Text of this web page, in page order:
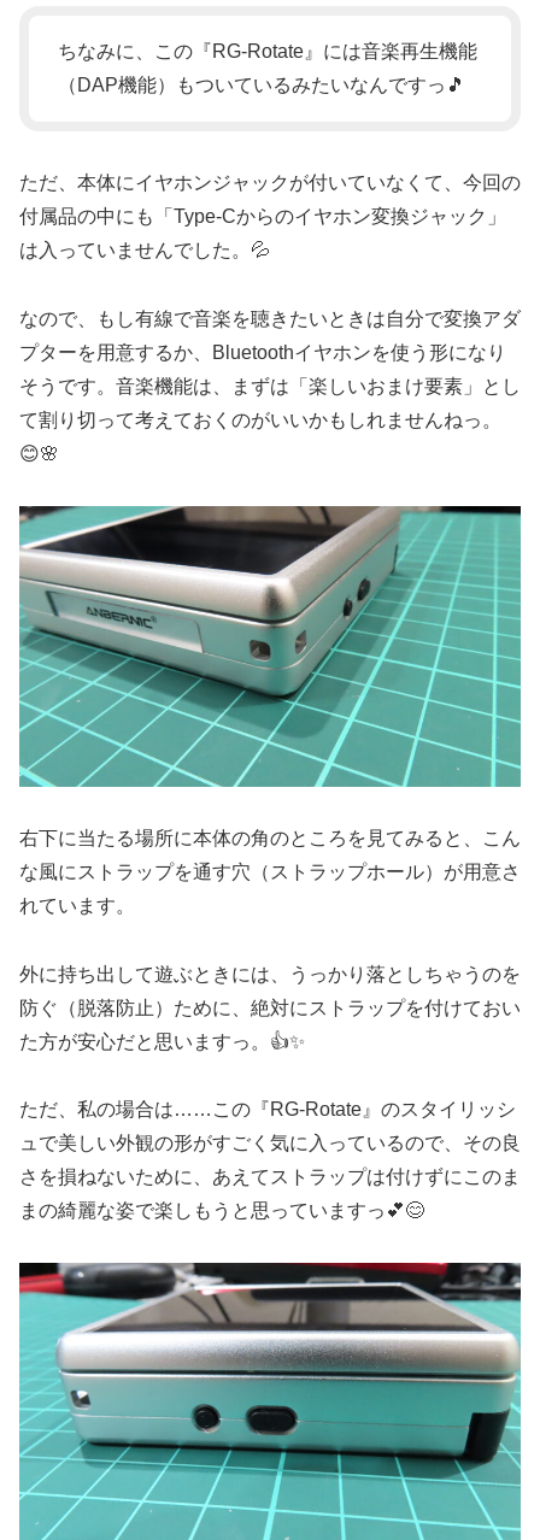
ちなみに、この『RG-Rotate』には音楽再生機能
（DAP機能）もついているみたいなんですっ🎵
ただ、本体にイヤホンジャックが付いていなくて、今回の
付属品の中にも「Type-Cからのイヤホン変換ジャック」
は入っていませんでした。💦
なので、もし有線で音楽を聴きたいときは自分で変換アダ
プターを用意するか、Bluetoothイヤホンを使う形になり
そうです。音楽機能は、まずは「楽しいおまけ要素」とし
て割り切って考えておくのがいいかもしれませんねっ。
😊🌸
右下に当たる場所に本体の角のところを見てみると、こん
な風にストラップを通す穴（ストラップホール）が用意さ
れています。
外に持ち出して遊ぶときには、うっかり落としちゃうのを
防ぐ（脱落防止）ために、絶対にストラップを付けておい
た方が安心だと思いますっ。👍✨
ただ、私の場合は……この『RG-Rotate』のスタイリッシ
ュで美しい外観の形がすごく気に入っているので、その良
さを損ねないために、あえてストラップは付けずにこのま
まの綺麗な姿で楽しもうと思っていますっ💕😊